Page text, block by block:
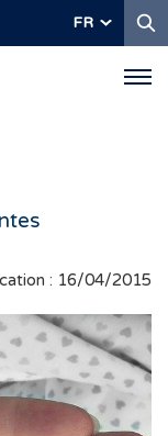
FR
: 16/04/2015